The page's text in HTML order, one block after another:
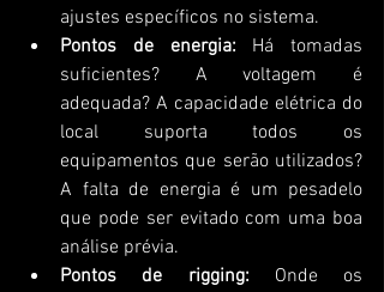
ajustes específicos no sistema.
Pontos de energia: Há tomadas
suficientes? A voltagem é
adequada? A capacidade elétrica do
local suporta todos os
equipamentos que serão utilizados?
A falta de energia é um pesadelo
que pode ser evitado com uma boa
análise prévia.
Pontos de rigging: Onde os